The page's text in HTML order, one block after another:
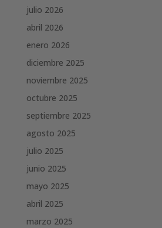
julio 2026
abril 2026
enero 2026
diciembre 2025
noviembre 2025
octubre 2025
septiembre 2025
agosto 2025
julio 2025
junio 2025
mayo 2025
abril 2025
marzo 2025